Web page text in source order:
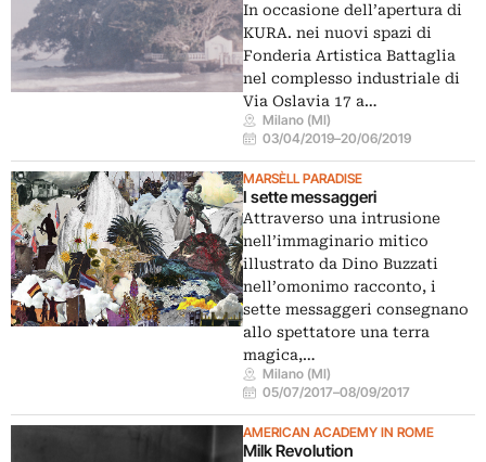
In occasione dell’apertura di
KURA. nei nuovi spazi di
Fonderia Artistica Battaglia
nel complesso industriale di
Via Oslavia 17 a…
Milano (MI)
03/04/2019–20/06/2019
MARSÈLL PARADISE
I sette messaggeri
Attraverso una intrusione
nell’immaginario mitico
illustrato da Dino Buzzati
nell’omonimo racconto, i
sette messaggeri consegnano
allo spettatore una terra
magica,…
Milano (MI)
05/07/2017–08/09/2017
AMERICAN ACADEMY IN ROME
Milk Revolution